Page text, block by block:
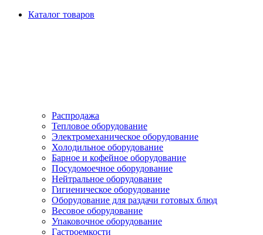
Каталог товаров
Распродажа
Тепловое оборудование
Электромеханическое оборудование
Холодильное оборудование
Барное и кофейное оборудование
Посудомоечное оборудование
Нейтральное оборудование
Гигиеническое оборудование
Оборудование для раздачи готовых блюд
Весовое оборудование
Упаковочное оборудование
Гастроемкости